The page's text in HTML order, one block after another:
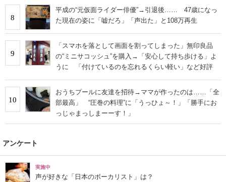
8
平成の“元仮面ライダー俳優”→引退後…… 47歳になっ
た現在の姿に「嘘だろ」「声出た」と108万再生
9
「スマホを落として画面を割ってしまった」無印良品
の“ミニサコッシュ”を購入→「安心して持ち歩ける」よ
うに 「付けているのを忘れるくらい軽い」など好評
10
おうちプールに友達を招待→ママが作ったのは……「全
部最高」 “圧巻の料理”に「うっひょ～！」「勝手にお
っじゃまっしまーーす！」
アンケート
実施中
声が好きな「日本のボーカリスト」は？